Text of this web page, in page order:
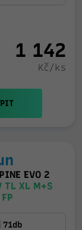
1 142
Kč/ks
EVO 2
XL M+S
71db